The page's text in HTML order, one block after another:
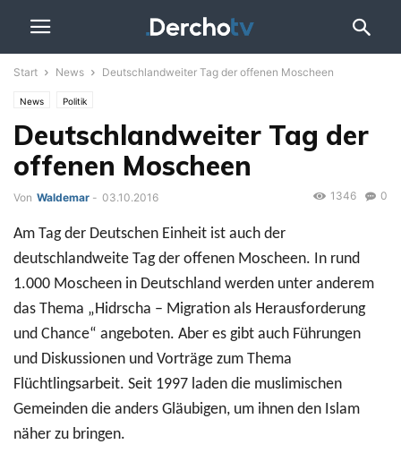
Start News Deutschlandweiter Tag der offenen Moscheen
News Politik
Deutschlandweiter Tag der
offenen Moscheen
Von Waldemar - 03.10.2016 0
1346
Am Tag der Deutschen Einheit ist auch der
deutschlandweite Tag der offenen Moscheen. In rund
1.000 Moscheen in Deutschland werden unter anderem
das Thema „Hidrscha – Migration als Herausforderung
und Chance“ angeboten. Aber es gibt auch Führungen
und Diskussionen und Vorträge zum Thema
Flüchtlingsarbeit. Seit 1997 laden die muslimischen
Gemeinden die anders Gläubigen, um ihnen den Islam
näher zu bringen.